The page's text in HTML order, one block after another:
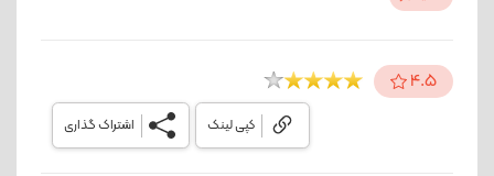
4.5
اشتراک گذاری کپی لینک